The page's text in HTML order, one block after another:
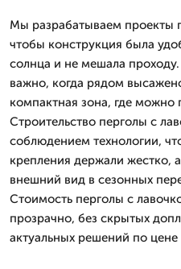
Мы разрабатываем проекты
чтобы конструкция была
солнца и не мешала
важно, когда рядом
компактная зона, где можно
Строительство перголы с
соблюдением технологии,
крепления держали жестко,
внешний вид в сезонных
Стоимость перголы с
прозрачно, без скрытых
актуальных решений по